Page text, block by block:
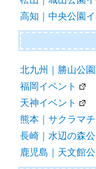
高知｜中央公園イ
北九州｜勝山公
福岡イベント
天神イベント
熊本｜サクラマ
長崎｜水辺の森
鹿児島｜天文館